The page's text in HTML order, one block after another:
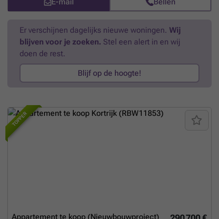
Meer weten?
Er verschijnen dagelijks nieuwe woningen. Wij
blijven voor je zoeken. Stel een alert in en wij
doen de rest.
Blijf op de hoogte!
TOPPER
Appartement te koop (Nieuwbouwproject)